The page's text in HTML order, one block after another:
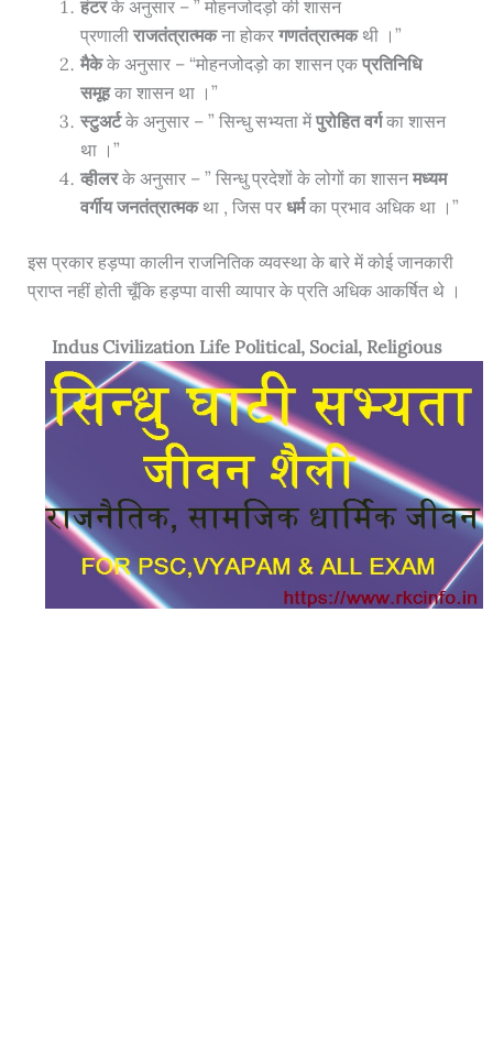
हंटरके अनुसार – ” मोहनजोदड़ो की शासन
प्रणाली राजतंत्रात्मकना होकर गणतंत्रात्मकथी ।”
मैकेके अनुसार – “मोहनजोदड़ो का शासन एक प्रतिनिधि
समूहका शासन था ।”
स्टुअर्टके अनुसार – ” सिन्धु सभ्यता मेंपुरोहित वर्गका शासन
था ।”
व्हीलरके अनुसार – ” सिन्धु प्रदेशों के लोगों का शासनमध्यम
वर्गीय जनतंत्रात्मकथा , जिस पर धर्मका प्रभाव अधिक था ।”
इस प्रकार हड़प्पा कालीन राजनितिक व्यवस्था के बारे में कोई जानकारी
प्राप्त नहीं होती चूँकि हड़प्पा वासी व्यापार के प्रति अधिक आकर्षित थे ।
Indus Civilization Life Political, Social, Religious